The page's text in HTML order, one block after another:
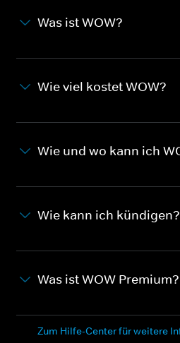
Was ist WOW?
Wie viel kostet WOW?
Wie und wo kann ich
Wie kann ich kündigen?
Was ist WOW Premium?
Zum Hilfe-Center für weitere